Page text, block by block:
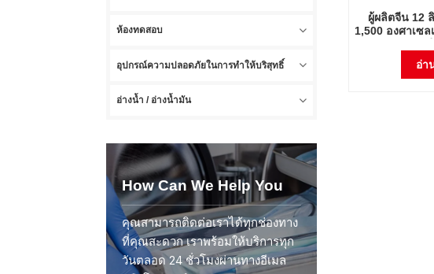
ห้องทดสอบ
อุปกรณ์ความปลอดภัยในการทำให้บริสุทธิ์
อ่างน้ำ / อ่างน้ำมัน
How Can We Help You
คุณสามารถติดต่อเราได้ทุกช่องทาง
ที่คุณสะดวก เราพร้อมให้บริการทุก
วันตลอด 24 ชั่วโมงผ่านทางอีเมล
ผู้ผลิตจีน 12
1,500 องศาเซ
อ่า